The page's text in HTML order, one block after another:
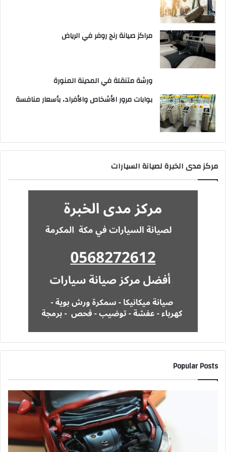
مراكز صيانة رنج روفر في الرياض
ورشة متنقلة في المدينة المنورة
بوابات مرور الأشخاص والأفراد، بأسعار منافسة
مركز مدى الخبرة لصيانة السيارات
Popular Posts